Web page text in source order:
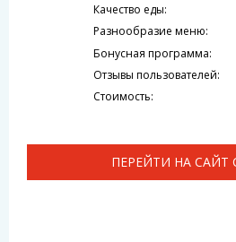
Качество еды:
Разнообразие меню:
Бонусная программа:
Отзывы пользователей:
Стоимость:
ПЕРЕЙТИ НА САЙТ